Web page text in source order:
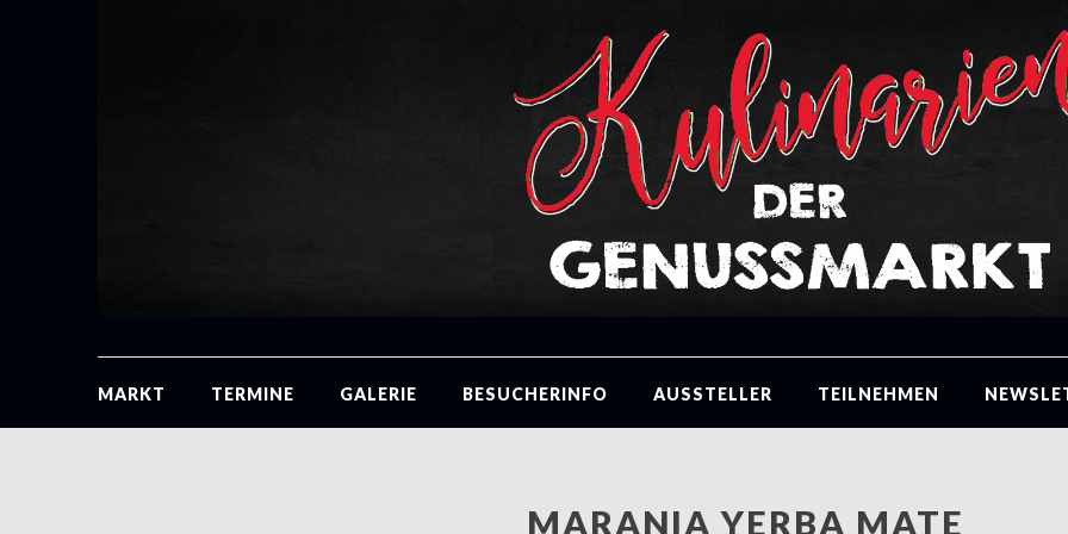
MARKT TERMINE GALERIE BESUCHERINFO AUSSTELLER TEILNEHMEN
MARANIA YERBA MATE